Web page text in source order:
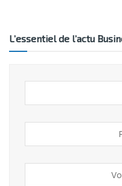
L’essentiel de l’actu